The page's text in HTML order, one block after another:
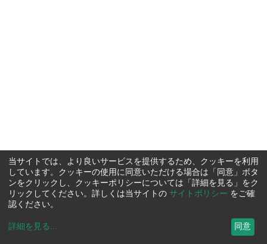
当サイトでは、より良いサービスを提供するため、クッキーを利用
しています。クッキーの使用に同意いただける場合は「同意」ボタ
ンをクリックし、クッキーポリシーについては「詳細を見る」をク
リックしてください。詳しくは当サイトの サイトポリシー をご確
認ください。
詳細を見る ... 同意